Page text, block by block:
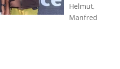
Helmut,
Manfred